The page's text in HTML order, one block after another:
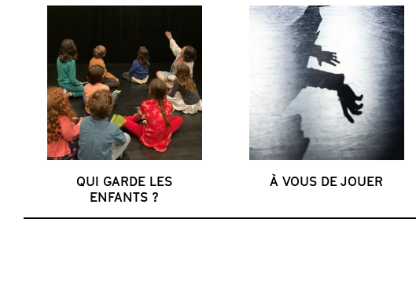
QUI GARDE LES
ENFANTS ?
À VOUS DE JOUER